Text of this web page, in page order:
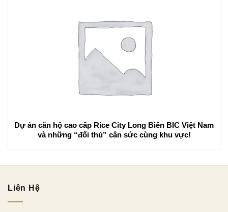
Dự án căn hộ cao cấp Rice City Long Biên BIC Việt Nam
và những “đối thủ” cân sức cùng khu vực!
Liên Hệ